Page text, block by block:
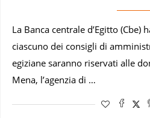
La Banca centrale d’Egitto (Cbe)
ciascuno dei consigli di
egiziane saranno riservati alle
Mena, l’agenzia di …